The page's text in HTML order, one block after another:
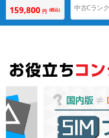
159,800 円 (税込) 中古Cランク